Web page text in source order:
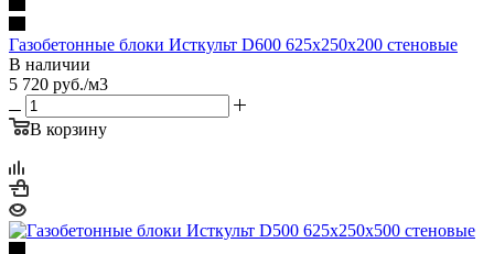
Газобетонные блоки Исткульт D600 625х250х200 стеновые
В наличии
5 720 руб./м3
В корзину